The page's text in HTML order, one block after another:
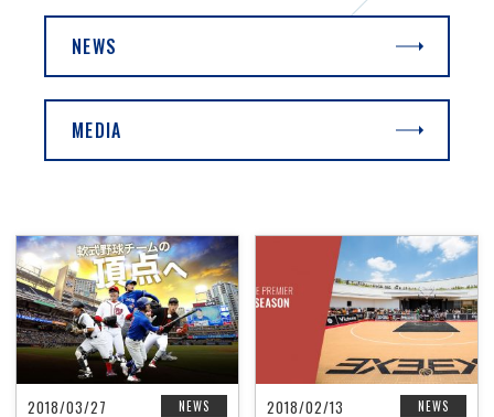
NEWS
MEDIA
NEWS
2018/03/27 NEWS
2018/02/13